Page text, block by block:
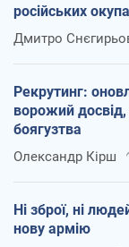
російських
Дмитро
Рекрутинг:
ворожий
боягузтва
Олександр Кірш
Ні зброї, ні
нову армію